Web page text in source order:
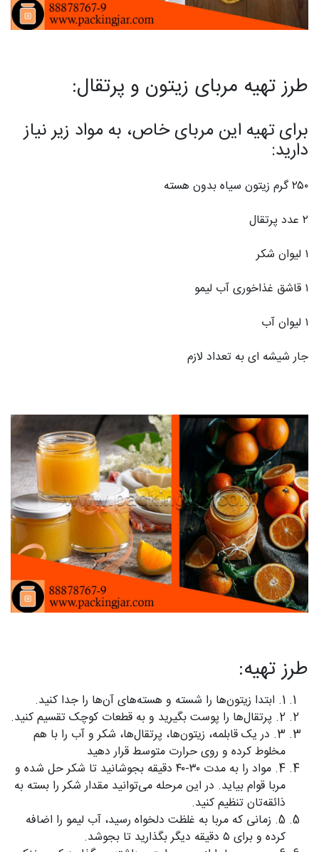
طرز تهیه مربای زیتون و پرتقال:
برای تهیه این مربای خاص، به مواد زیر نیاز
دارید:
۲۵۰ گرم زیتون سیاه بدون هسته
۲ عدد پرتقال
۱ لیوان شکر
۱ قاشق غذاخوری آب لیمو
۱ لیوان آب
جار شیشه ای به تعداد لازم
طرز تهیه:
1. ابتدا زیتون‌ها را شسته و هسته‌های آن‌ها را جدا کنید.
2. پرتقال‌ها را پوست بگیرید و به قطعات کوچک تقسیم کنید.
3. در یک قابلمه، زیتون‌ها، پرتقال‌ها، شکر و آب را با هم
مخلوط کرده و روی حرارت متوسط قرار دهید
4. مواد را به مدت ۳۰-۴۰ دقیقه بجوشانید تا شکر حل شده و
مربا قوام بیاید. در این مرحله می‌توانید مقدار شکر را بسته به
ذائقه‌تان تنظیم کنید.
5. زمانی که مربا به غلظت دلخواه رسید، آب لیمو را اضافه
کرده و برای ۵ دقیقه دیگر بگذارید تا بجوشد.